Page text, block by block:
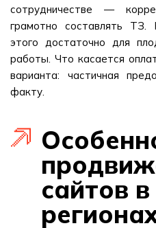
сотрудничестве —
грамотно составлять ТЗ.
этого достаточно для
работы. Что касается
варианта: частичная
факту.
сайтов